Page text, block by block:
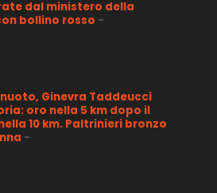
dal ministero della
bollino rosso -
Ginevra Taddeucci
oro nella 5 km dopo il
10 km. Paltrinieri bronzo
-